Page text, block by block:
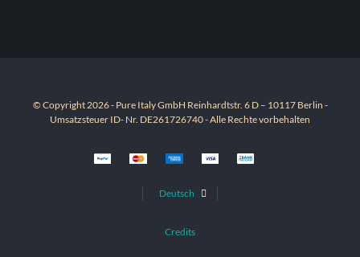
© Copyright 2026 - Pure Italy GmbH Reinhardtstr. 6 D – 10117 Berlin -
Umsatzsteuer ID- Nr. DE261726740 - Alle Rechte vorbehalten
Deutsch
Credits